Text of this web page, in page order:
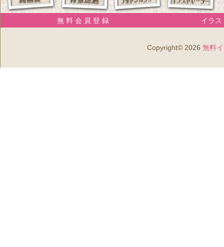
無 料 会 員 登 録 イラス
Copyright© 2026 無料